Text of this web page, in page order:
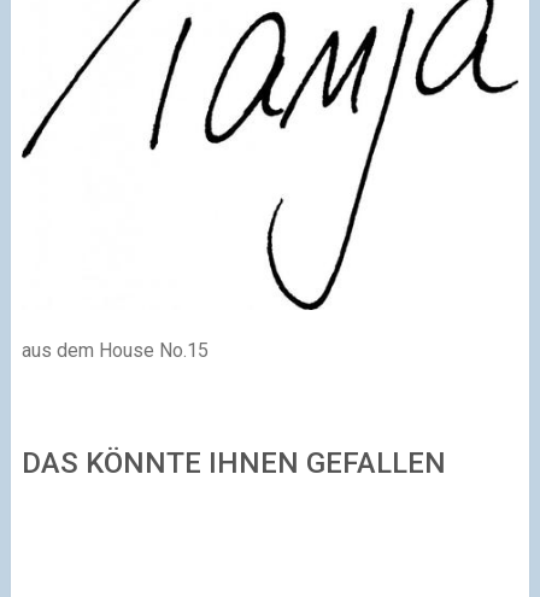
aus dem House No.15
DAS KÖNNTE IHNEN GEFALLEN